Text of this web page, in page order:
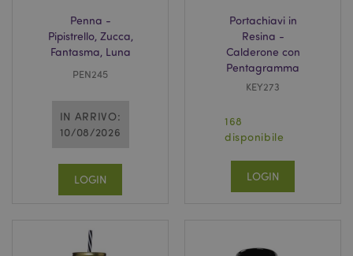
Penna -
Pipistrello, Zucca,
Fantasma, Luna
PEN245
IN ARRIVO:
10/08/2026
LOGIN
Portachiavi in
Resina -
Calderone con
Pentagramma
KEY273
168
disponibile
LOGIN